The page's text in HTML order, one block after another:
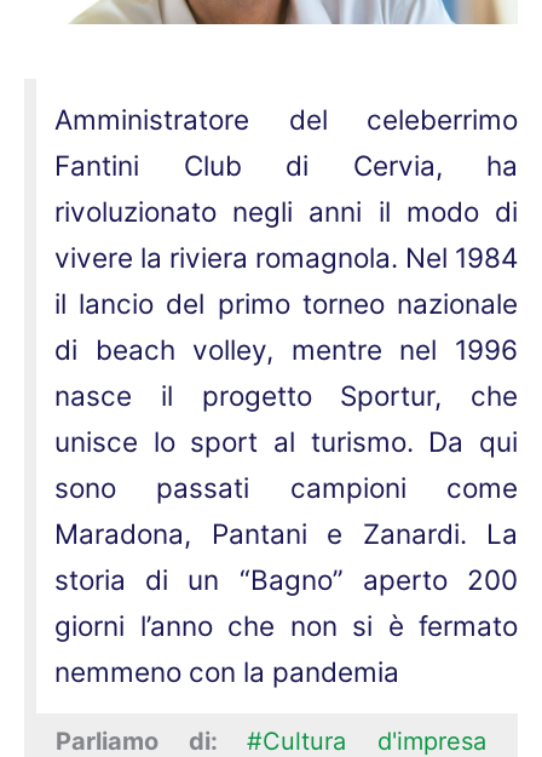
Amministratore del celeberrimo
Fantini Club di Cervia, ha
rivoluzionato negli anni il modo di
vivere la riviera romagnola. Nel 1984
il lancio del primo torneo nazionale
di beach volley, mentre nel 1996
nasce il progetto Sportur, che
unisce lo sport al turismo. Da qui
sono passati campioni come
Maradona, Pantani e Zanardi. La
storia di un “Bagno” aperto 200
giorni l’anno che non si è fermato
nemmeno con la pandemia
Parliamo di:#Cultura d'impresa